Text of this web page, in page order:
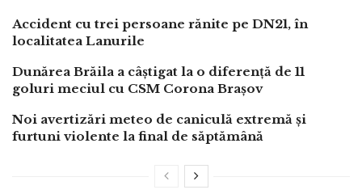
Accident cu trei persoane rănite pe DN21, în
localitatea Lanurile
Dunărea Brăila a câștigat la o diferență de 11
goluri meciul cu CSM Corona Brașov
Noi avertizări meteo de caniculă extremă și
furtuni violente la final de săptămână